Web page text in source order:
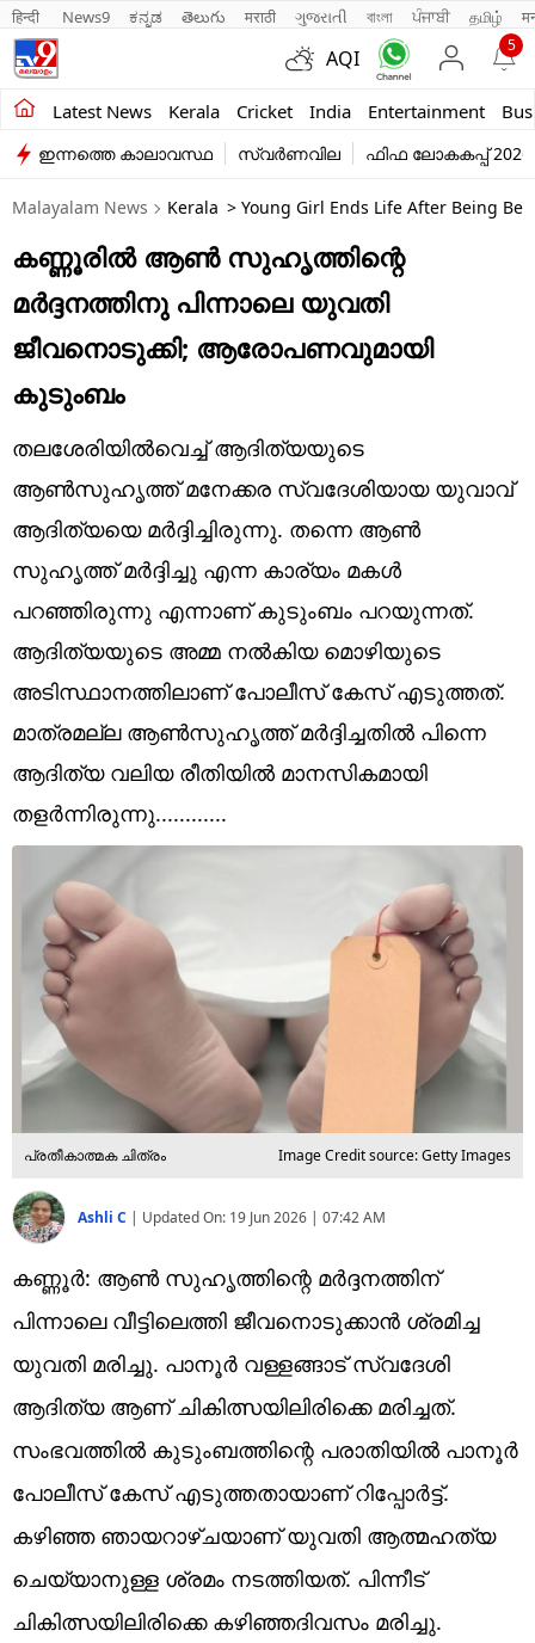
हिन्दी News9 ಕನ್ನಡ తెలుగు मराठी ગુજરાતી বাংলা ਪੰਜਾਬੀ தமிழ்
AQI
5
Latest News Kerala Cricket India Entertainment
Kerala
India
Entertainment
Business
Education
Lifestyle
world
Technology
Religion
Web Story
Photo
Short Videos
ഇന്നത്തെ കാലാവസ്ഥ സ്വർണവില ഫിഫ ലോകകപ്പ് 2026
Malayalam News Kerala > Young Girl Ends Life After Being
കണ്ണൂരിൽ ആൺ സുഹൃത്തിന്റെ
മർദ്ദനത്തിനു പിന്നാലെ യുവതി
ജീവനൊടുക്കി; ആരോപണവുമായി
കുടുംബം
തലശേരിയില്‍വെച്ച് ആദിത്യയുടെ
ആണ്‍സുഹൃത്ത് മനേക്കര സ്വദേശിയായ യുവാവ്
ആദിത്യയെ മര്‍ദ്ദിച്ചിരുന്നു. തന്നെ ആൺ
സുഹൃത്ത് മർദ്ദിച്ചു എന്ന കാര്യം മകൾ
പറഞ്ഞിരുന്നു എന്നാണ് കുടുംബം പറയുന്നത്.
ആദിത്യയുടെ അമ്മ നൽകിയ മൊഴിയുടെ
അടിസ്ഥാനത്തിലാണ് പോലീസ് കേസ് എടുത്തത്.
മാത്രമല്ല ആൺസുഹൃത്ത് മർദ്ദിച്ചതിൽ പിന്നെ
ആദിത്യ വലിയ രീതിയിൽ മാനസികമായി
തളർന്നിരുന്നു............
പ്രതീകാത്മക ചിത്രം Image Credit source: Getty Images
Ashli C | Updated On: 19 Jun 2026 | 07:42 AM
കണ്ണൂർ: ആൺ സുഹൃത്തിന്റെ മർദ്ദനത്തിന്
പിന്നാലെ വീട്ടിലെത്തി ജീവനൊടുക്കാൻ ശ്രമിച്ച
യുവതി മരിച്ചു. പാനൂർ വള്ളങ്ങാട് സ്വദേശി
ആദിത്യ ആണ് ചികിത്സയിലിരിക്കെ മരിച്ചത്.
സംഭവത്തിൽ കുടുംബത്തിന്റെ പരാതിയിൽ പാനൂർ
പോലീസ് കേസ് എടുത്തതായാണ് റിപ്പോർട്ട്.
കഴിഞ്ഞ ഞായറാഴ്ചയാണ് യുവതി ആത്മഹത്യ
ചെയ്യാനുള്ള ശ്രമം നടത്തിയത്. പിന്നീട്
ചികിത്സയിലിരിക്കെ കഴിഞ്ഞദിവസം മരിച്ചു.